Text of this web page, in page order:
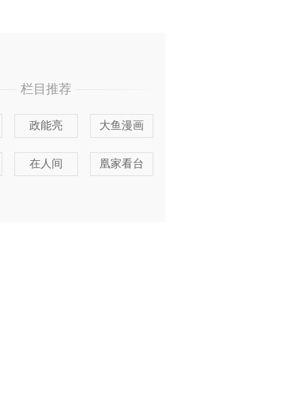
栏目推荐
政能亮 大鱼漫画
在人间 凰家看台